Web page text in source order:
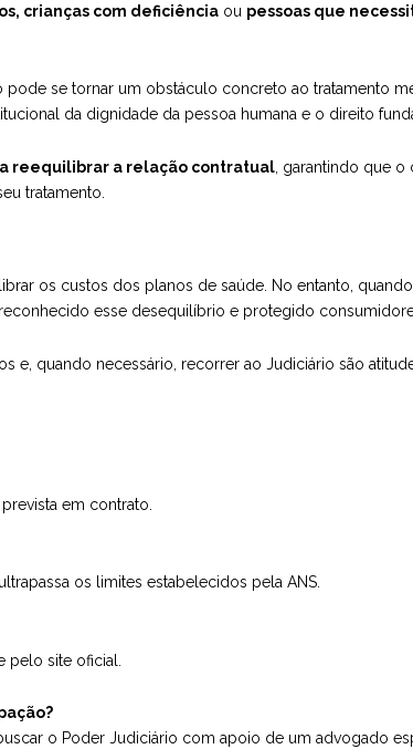
crianças com deficiênciaou pessoas que
se tornar um obstáculo concreto ao tratamento
da dignidade da pessoa humana e o direito
reequilibrar a relação contratual, garantindo que o
tratamento.
os custos dos planos de saúde. No entanto,
esse desequilíbrio e protegido
e, quando necessário, recorrer ao Judiciário são
em contrato.
os limites estabelecidos pela ANS.
site oficial.
o Poder Judiciário com apoio de um advogado